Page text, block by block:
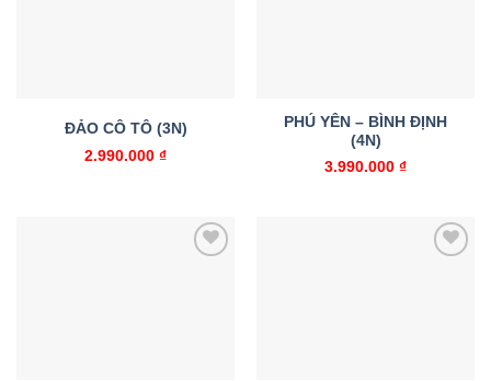
ĐẢO CÔ TÔ (3N)
2.990.000 ₫
PHÚ YÊN – BÌNH ĐỊNH
(4N)
3.990.000 ₫